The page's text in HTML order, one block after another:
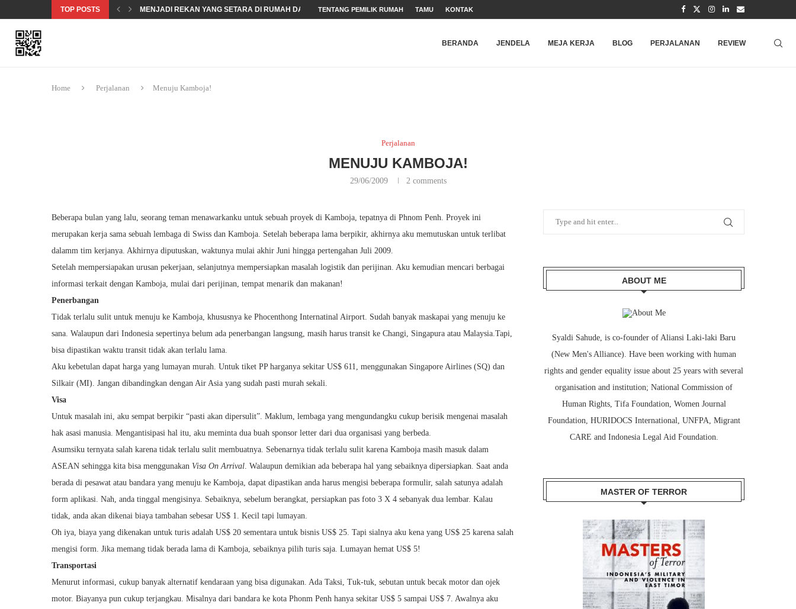
TOP POSTS MENJADI REKAN YANG SETARA DI RUMAH DALAM MASA...TENTANG PEMILIK RUMAH TAMU KONTAK
BERANDA JENDELA MEJA KERJA BLOG PERJALANAN REVIEW
Home Perjalanan Menuju Kamboja!
Perjalanan
MENUJU KAMBOJA!
29/06/2009 2 comments
Beberapa bulan yang lalu, seorang teman menawarkanku untuk sebuah proyek di Kamboja, tepatnya di Phnom Penh. Proyek ini
merupakan kerja sama sebuah lembaga di Swiss dan Kamboja. Setelah beberapa lama berpikir, akhirnya aku memutuskan untuk terlibat
dalamm tim kerjanya. Akhirnya diputuskan, waktunya mulai akhir Juni hingga pertengahan Juli 2009.
Setelah mempersiapakan urusan pekerjaan, selanjutnya mempersiapkan masalah logistik dan perijinan. Aku kemudian mencari berbagai
informasi terkait dengan Kamboja, mulai dari perijinan, tempat menarik dan makanan!
Penerbangan
Tidak terlalu sulit untuk menuju ke Kamboja, khususnya ke Phocenthong Internatinal Airport. Sudah banyak maskapai yang menuju ke
sana. Walaupun dari Indonesia sepertinya belum ada penerbangan langsung, masih harus transit ke Changi, Singapura atau Malaysia.Tapi,
bisa dipastikan waktu transit tidak akan terlalu lama.
Aku kebetulan dapat harga yang lumayan murah. Untuk tiket PP harganya sekitar US$ 611, menggunakan Singapore Airlines (SQ) dan
Silkair (MI). Jangan dibandingkan dengan Air Asia yang sudah pasti murah sekali.
Visa
Untuk masalah ini, aku sempat berpikir “pasti akan dipersulit”. Maklum, lembaga yang mengundangku cukup berisik mengenai masalah
hak asasi manusia. Mengantisipasi hal itu, aku meminta dua buah sponsor letter dari dua organisasi yang berbeda.
Asumsiku ternyata salah karena tidak terlalu sulit membuatnya. Sebenarnya tidak terlalu sulit karena Kamboja masih masuk dalam
ASEAN sehingga kita bisa menggunakan Visa On Arrival. Walaupun demikian ada beberapa hal yang sebaiknya dipersiapkan. Saat anda
berada di pesawat atau bandara yang menuju ke Kamboja, dapat dipastikan anda harus mengisi beberapa formulir, salah satunya adalah
form aplikasi. Nah, anda tinggal mengisinya. Sebaiknya, sebelum berangkat, persiapkan pas foto 3 X 4 sebanyak dua lembar. Kalau
tidak, anda akan dikenai biaya tambahan sebesar US$ 1. Kecil tapi lumayan.
Oh iya, biaya yang dikenakan untuk turis adalah US$ 20 sementara untuk bisnis US$ 25. Tapi sialnya aku kena yang US$ 25 karena salah
mengisi form. Jika memang tidak berada lama di Kamboja, sebaiknya pilih turis saja. Lumayan hemat US$ 5!
Transportasi
Menurut informasi, cukup banyak alternatif kendaraan yang bisa digunakan. Ada Taksi, Tuk-tuk, sebutan untuk becak motor dan ojek
motor. Biayanya pun cukup terjangkau. Misalnya dari bandara ke kota Phonm Penh hanya sekitar US$ 5 sampai US$ 7. Awalnya aku
ABOUT ME
Syaldi Sahude, is co-founder of Aliansi Laki-laki Baru
(New Men's Alliance). Have been working with human
rights and gender equality issue about 25 years with several
organisation and institution; National Commission of
Human Rights, Tifa Foundation, Women Journal
Foundation, HURIDOCS International, UNFPA, Migrant
CARE and Indonesia Legal Aid Foundation.
MASTER OF TERROR